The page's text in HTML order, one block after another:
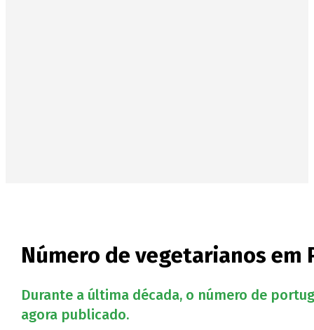
Número de vegetarianos
Durante a última década, o número de
agora publicado.